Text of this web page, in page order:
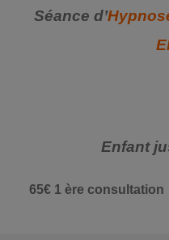
Séance d’
Enfant
65€ 1 ère